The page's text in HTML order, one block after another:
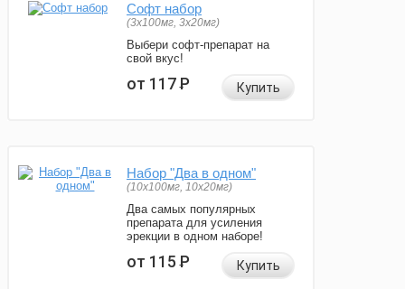
Софт набор
(3x100мг, 3x20мг)
Выбери софт-препарат на
свой вкус!
от 117Р Купить
Набор "Два в одном"
(10x100мг, 10x20мг)
Два самых популярных
препарата для усиления
эрекции в одном наборе!
от 115Р Купить